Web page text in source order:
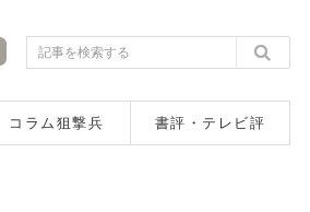
コラム狙撃兵 書評・テレビ評